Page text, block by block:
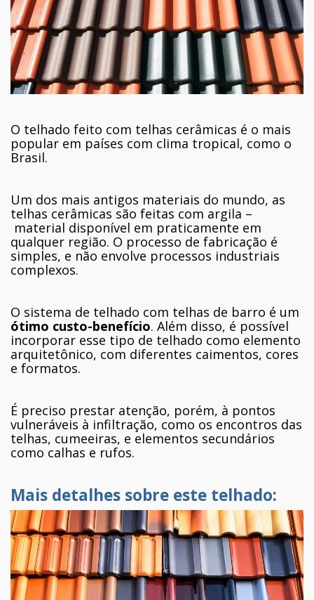
O telhado feito com telhas cerâmicas é o mais
popular em países com clima tropical, como o
Brasil.
Um dos mais antigos materiais do mundo, as
telhas cerâmicas são feitas com argila –
material disponível em praticamente em
qualquer região. O processo de fabricação é
simples, e não envolve processos industriais
complexos.
O sistema de telhado com telhas de barro é um
ótimo custo-benefício. Além disso, é possível
incorporar esse tipo de telhado como elemento
arquitetônico, com diferentes caimentos, cores
e formatos.
É preciso prestar atenção, porém, à pontos
vulneráveis à infiltração, como os encontros das
telhas, cumeeiras, e elementos secundários
como calhas e rufos.
Mais detalhes sobre este telhado: